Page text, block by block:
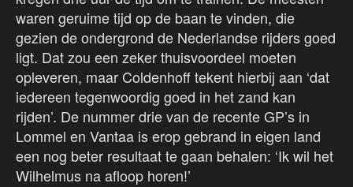
waren geruime tijd op de baan te vinden, die
gezien de ondergrond de Nederlandse rijders goed
ligt. Dat zou een zeker thuisvoordeel moeten
opleveren, maar Coldenhoff tekent hierbij aan ‘dat
iedereen tegenwoordig goed in het zand kan
rijden’. De nummer drie van de recente GP’s in
Lommel en Vantaa is erop gebrand in eigen land
een nog beter resultaat te gaan behalen: ‘Ik wil het
Wilhelmus na afloop horen!’